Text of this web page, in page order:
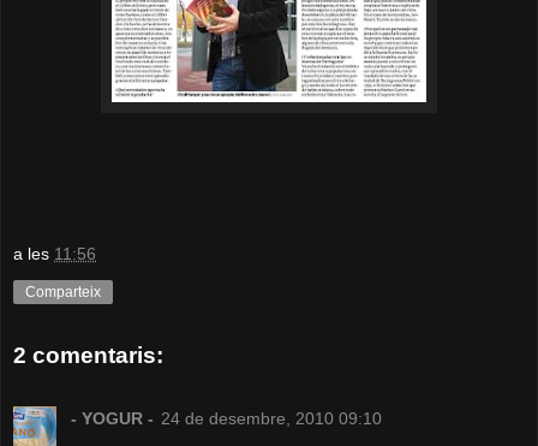
a les 11:56
Comparteix
2 comentaris:
- YOGUR - 24 de desembre, 2010 09:10